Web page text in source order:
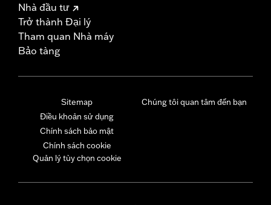
Nhà đầu tư
Trở thành Đại lý
Tham quan Nhà máy
Bảo tàng
Sitemap
Điều khoản sử dụng
Chính sách bảo mật
Chính sách cookie
Quản lý tùy chọn cookie
Chúng tôi quan tâm đến bạn